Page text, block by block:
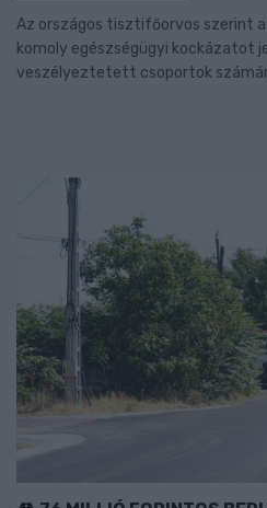
Az országos tisztifőorvos szerint
komoly egészségügyi kockázatot
veszélyeztetett csoportok